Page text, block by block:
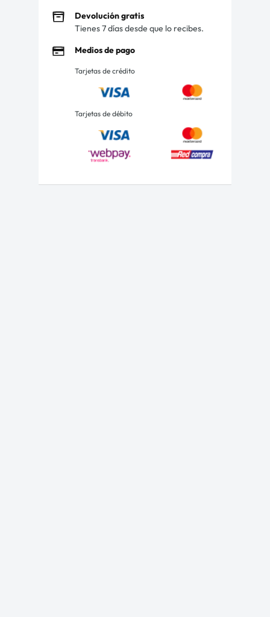
Devolución gratis
Tienes 7 días desde que lo recibes.
Medios de pago
Tarjetas de crédito
Tarjetas de débito